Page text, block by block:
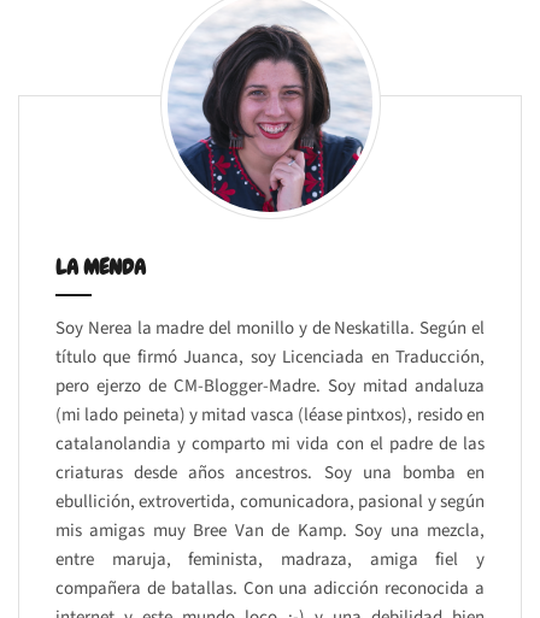
LA MENDA
Soy Nerea la madre del monillo y de Neskatilla. Según el
título que firmó Juanca, soy Licenciada en Traducción,
pero ejerzo de CM-Blogger-Madre. Soy mitad andaluza
(mi lado peineta) y mitad vasca (léase pintxos), resido en
catalanolandia y comparto mi vida con el padre de las
criaturas desde años ancestros. Soy una bomba en
ebullición, extrovertida, comunicadora, pasional y según
mis amigas muy Bree Van de Kamp. Soy una mezcla,
entre maruja, feminista, madraza, amiga fiel y
compañera de batallas. Con una adicción reconocida a